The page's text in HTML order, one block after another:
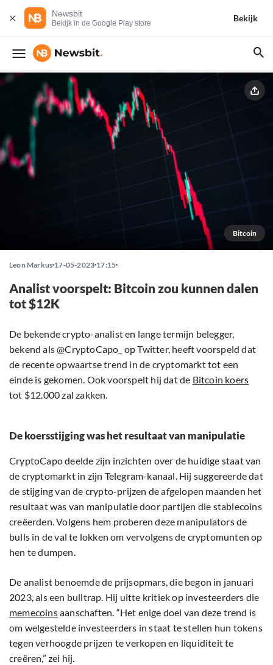
Newsbit
Bekijk in de Google Play store
Bekijk
Bitcoin
Leon Markus 17-05-2023 17:15
Analist voorspelt: Bitcoin zou kunnen dalen
tot $12K
De bekende crypto-analist en lange termijn belegger,
bekend als @CryptoCapo_ op Twitter, heeft voorspeld dat
de recente opwaartse trend in de cryptomarkt tot een
einde is gekomen. Ook voorspelt hij dat de Bitcoin koers
tot $12.000 zal zakken.
De koersstijging was het resultaat van manipulatie
CryptoCapo deelde zijn inzichten over de huidige staat van
de cryptomarkt in zijn Telegram-kanaal. Hij suggereerde dat
de stijging van de crypto-prijzen de afgelopen maanden het
resultaat was van manipulatie door partijen die stablecoins
creëerden. Volgens hem proberen deze manipulators de
bulls in de val te lokken om vervolgens de cryptomunten op
hen te dumpen.
De analist benoemde de prijsopmars, die begon in januari
2023, als een bulltrap. Hij uitte kritiek op investeerders die
memecoinsaanschaften. “Het enige doel van deze trend is
om welgestelde investeerders in staat te stellen hun tokens
tegen verhoogde prijzen te verkopen en liquiditeit te
creëren,” zei hij.